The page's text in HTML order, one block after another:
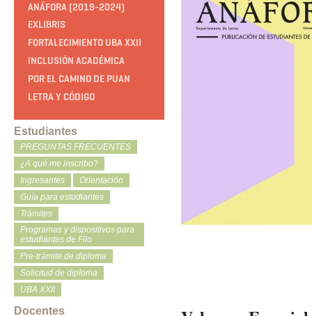
ANÁFORA (2019-2024)
EXLIBRIS
FORTALECIMIENTO UBA XXII
INCLUSIÓN ACADÉMICA
POR EL CAMINO DE PUAN
LETRA Y CÓDIGO
Estudiantes
PREGUNTAS FRECUENTES
¿A qué me inscribo?
Ingresantes
Orientación
Guía para estudiantes
Trámites
Programas y dispositivos para
estudiantes de Filo
Pre-trámite de diploma
Solicitud de diploma
UBA XXII
Docentes